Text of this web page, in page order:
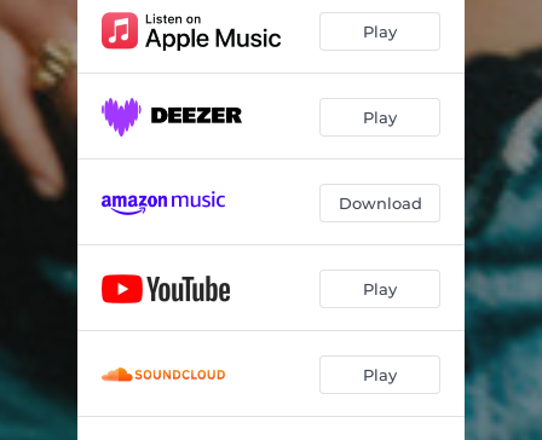
Play
Play
Download
Play
Play